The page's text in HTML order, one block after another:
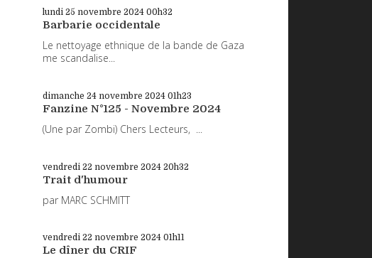
lundi 25 novembre 2024 00h32
Barbarie occidentale
Le nettoyage ethnique de la bande de Gaza
me scandalise...
dimanche 24 novembre 2024 01h23
Fanzine N°125 - Novembre 2024
(Une par Zombi) Chers Lecteurs, ...
vendredi 22 novembre 2024 20h32
Trait d'humour
par MARC SCHMITT
vendredi 22 novembre 2024 01h11
Le dîner du CRIF